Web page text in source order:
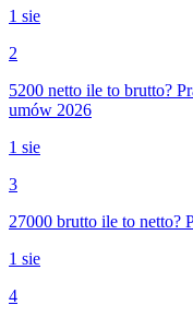
1 sie
2
5200 netto ile to brutto?
umów 2026
1 sie
3
27000 brutto ile to netto?
1 sie
4